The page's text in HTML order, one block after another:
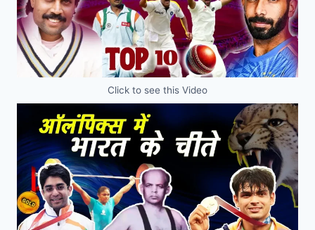
Click to see this Video